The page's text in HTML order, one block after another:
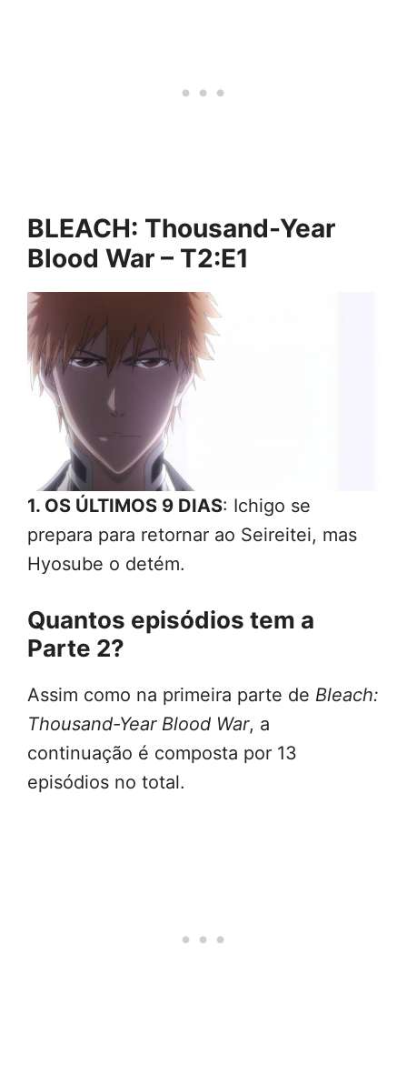
BLEACH: Thousand-Year
Blood War – T2:E1
1. OS ÚLTIMOS 9 DIAS: Ichigo se
prepara para retornar ao Seireitei, mas
Hyosube o detém.
Quantos episódios tem a
Parte 2?
Assim como na primeira parte de Bleach:
Thousand-Year Blood War, a
continuação é composta por 13
episódios no total.